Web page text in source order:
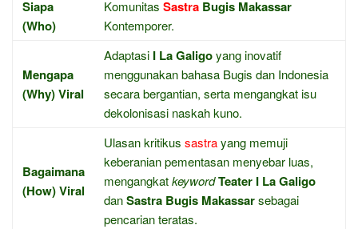
Siapa
(Who)
Komunitas Sastra Bugis Makassar
Kontemporer.
Mengapa
(Why) Viral
Adaptasi I La Galigoyang inovatif
menggunakan bahasa Bugis dan Indonesia
secara bergantian, serta mengangkat isu
dekolonisasi naskah kuno.
Bagaimana
(How) Viral
Ulasan kritikus sastrayang memuji
keberanian pementasan menyebar luas,
mengangkatkeywordTeater I La Galigo
danSastra Bugis Makassarsebagai
pencarian teratas.